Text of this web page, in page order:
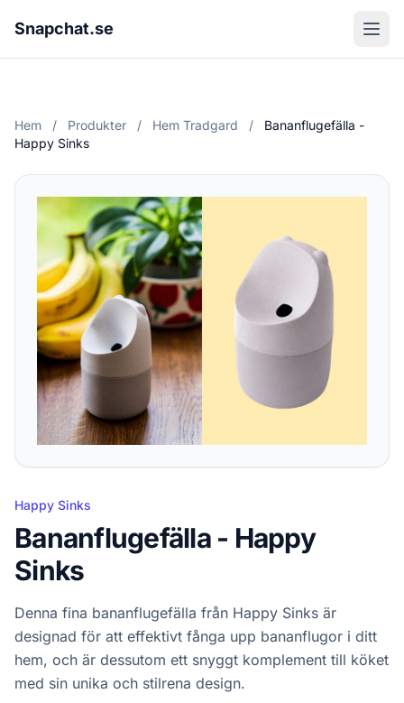
Snapchat.se
Hem / Produkter / Hem Tradgard /
Bananflugefälla -
Happy Sinks
Happy Sinks
Bananflugefälla - Happy
Sinks
Denna fina bananflugefälla från Happy Sinks är
designad för att effektivt fånga upp bananflugor i ditt
hem, och är dessutom ett snyggt komplement till köket
med sin unika och stilrena design.